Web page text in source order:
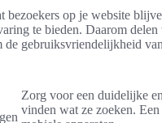
bezoekers op je website
te bieden. Daarom
de gebruiksvriendelijkheid
Zorg voor een duidelijke
vinden wat ze zoeken.